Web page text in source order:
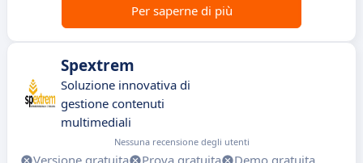
Per saperne di più
Spextrem
Soluzione innovativa di
gestione contenuti
multimediali
Nessuna recensione degli utenti